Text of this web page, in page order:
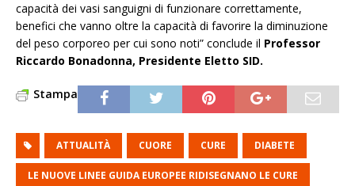
capacità dei vasi sanguigni di funzionare correttamente,
benefici che vanno oltre la capacità di favorire la diminuzione
del peso corporeo per cui sono noti” conclude il Professor
Riccardo Bonadonna, Presidente Eletto SID.
Stampa
ATTUALITÀ CUORE CURE DIABETE
LE NUOVE LINEE GUIDA EUROPEE RIDISEGNANO LE CURE